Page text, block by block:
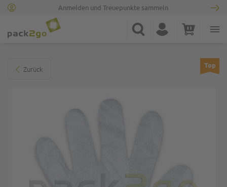
Anmelden und Treuepunkte sammeln
Suche Konto Warenkorb
Zurück Top